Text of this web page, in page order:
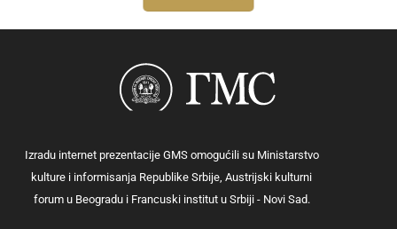
Izradu internet prezentacije GMS omogućili su Ministarstvo
kulture i informisanja Republike Srbije, Austrijski kulturni
forum u Beogradu i Francuski institut u Srbiji - Novi Sad.